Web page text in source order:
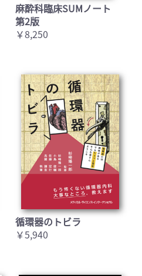
麻酔科臨床SUMノート
第2版
￥8,250
循環器のトビラ
￥5,940